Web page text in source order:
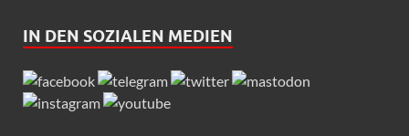
IN DEN SOZIALEN MEDIEN